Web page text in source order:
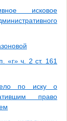
исковое
«г» ч. 2 ст. 161
по иску о
право